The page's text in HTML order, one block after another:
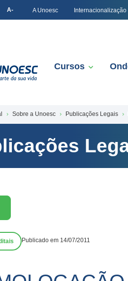
A- A Unoesc Internacionalização
Cursos
Sobre a Unoesc Publicações Legais
Publicado em 14/07/2011